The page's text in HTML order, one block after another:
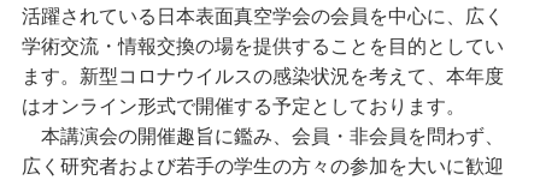
活躍されている日本表面真空学会の会員を中心に、広く
学術交流・情報交換の場を提供することを目的としてい
ます。新型コロナウイルスの感染状況を考えて、本年度
はオンライン形式で開催する予定としております。
本講演会の開催趣旨に鑑み、会員・非会員を問わず、
広く研究者および若手の学生の方々の参加を大いに歓迎